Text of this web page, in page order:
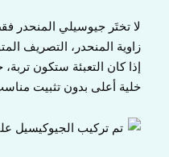
لا تختَر جيوسيلي المنحدر
زاوية المنحدر، التصريف
إذا كان التعبئة ستكون
خلية أعلى بدون تثبيت